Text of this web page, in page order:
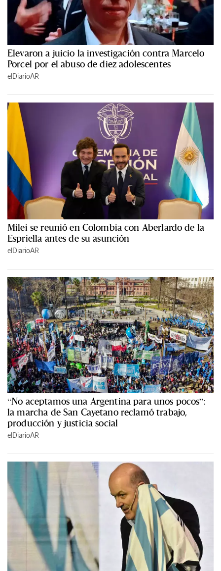
Elevaron a juicio la investigación contra Marcelo
Porcel por el abuso de diez adolescentes
elDiarioAR
Milei se reunió en Colombia con Aberlardo de la
Espriella antes de su asunción
elDiarioAR
“No aceptamos una Argentina para unos pocos”:
la marcha de San Cayetano reclamó trabajo,
producción y justicia social
elDiarioAR